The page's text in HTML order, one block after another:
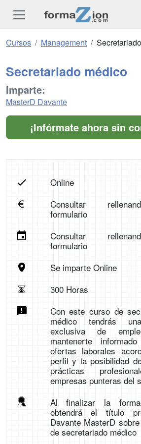
Cursos Management
Secretariado médico
Imparte:
MasterD Davante
¡Infórmate ahora sin
Online
Consultar
formulario
Consultar
formulario
Se imparte Online
300 Horas
Con este curso de
médico tendrás
exclusiva de
mantenerte
ofertas laborales
perfil y la posibilidad
prácticas
empresas punteras del
Al finalizar la
obtendrá el título
Davante MasterD
de secretariado médico